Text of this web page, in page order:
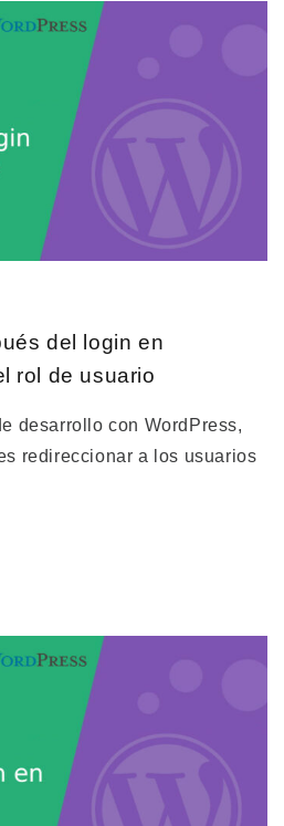
del login en
rol de usuario
desarrollo con WordPress,
redireccionar a los usuarios